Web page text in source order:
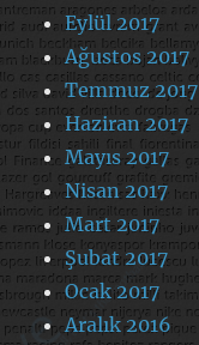
Eylül 2017
Ağustos 2017
Temmuz 2017
Haziran 2017
Mayıs 2017
Nisan 2017
Mart 2017
Şubat 2017
Ocak 2017
Aralık 2016